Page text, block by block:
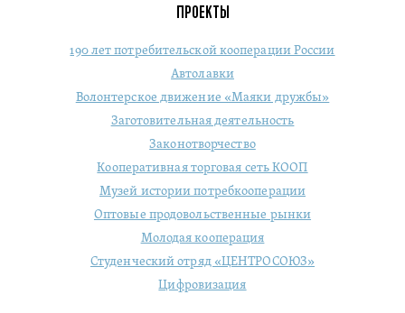
ПРОЕКТЫ
190 лет потребительской кооперации России
Автолавки
Волонтерское движение «Маяки дружбы»
Заготовительная деятельность
Законотворчество
Кооперативная торговая сеть КООП
Музей истории потребкооперации
Оптовые продовольственные рынки
Молодая кооперация
Студенческий отряд «ЦЕНТРОСОЮЗ»
Цифровизация